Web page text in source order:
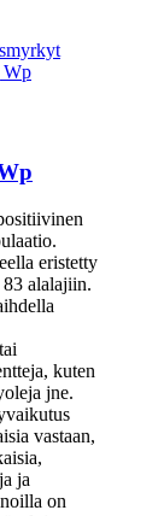
eristetty
alalajiin.
kuten
jne.
​​vastaan,
ja
on